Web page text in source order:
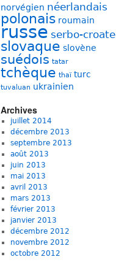
norvégien néerlandais
polonais roumain
russe serbo-croate
slovaque slovène
suédois tatar
tchèque thaï turc
tuvaluan ukrainien
Archives
juillet 2014
décembre 2013
septembre 2013
août 2013
juin 2013
mai 2013
avril 2013
mars 2013
février 2013
janvier 2013
décembre 2012
novembre 2012
octobre 2012